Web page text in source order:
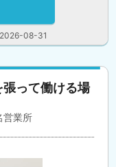
08-31
張って働ける場
業所